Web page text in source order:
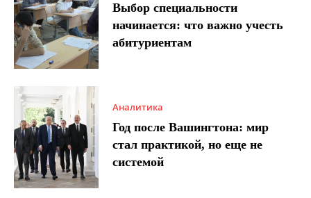
Выбор специальности
начинается: что важно учесть
абитуриентам
Аналитика
Год после Вашингтона: мир
стал практикой, но еще не
системой